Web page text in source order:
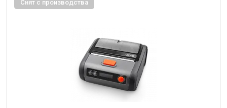
Снят с производства